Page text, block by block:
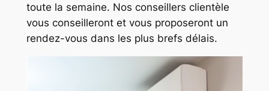
toute la semaine. Nos conseillers clientèle
vous conseilleront et vous proposeront un
rendez-vous dans les plus brefs délais.